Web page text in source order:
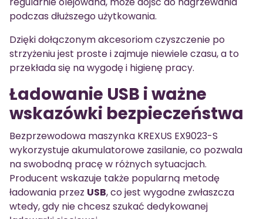
podczas dłuższego użytkowania.
Dzięki dołączonym akcesoriom czyszczenie po
strzyżeniu jest proste i zajmuje niewiele czasu, a to
przekłada się na wygodę i higienę pracy.
Ładowanie USB i ważne
wskazówki bezpieczeństwa
Bezprzewodowa maszynka KREXUS EX9023-S
wykorzystuje akumulatorowe zasilanie, co pozwala
na swobodną pracę w różnych sytuacjach.
Producent wskazuje także popularną metodę
ładowania przez USB, co jest wygodne zwłaszcza
wtedy, gdy nie chcesz szukać dedykowanej